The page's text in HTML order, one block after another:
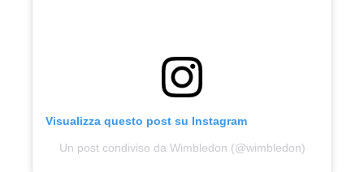
Visualizza questo post su Instagram
Un post condiviso da Wimbledon (@wimbledon)